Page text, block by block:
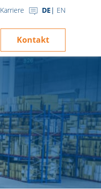
Karriere DE EN
Kontakt